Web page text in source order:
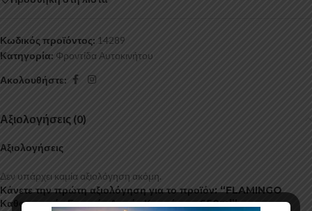
Κωδικός προϊόντος: 14289
Κατηγορία: Φροντίδα Αυτοκινήτου
Ακολουθήστε:
Αξιολογήσεις (0)
Αξιολογήσεις
Δεν υπάρχει καμία αξιολόγηση ακόμη.
Κάνετε την πρώτη αξιολόγηση για το προϊόν: “FLAMINGO
Καθαριστικός Ενεργός Αφρός Κινητήρα – 650ml”